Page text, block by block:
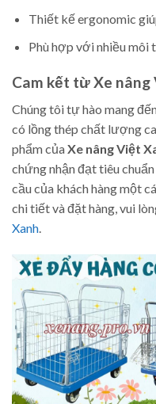
Thiết kế ergonomic
Phù hợp với nhiều môi
Cam kết từ Xe nâng
Chúng tôi tự hào mang
có lồng thép chất lượng
phẩm củaXe nâng Việt
chứng nhận đạt tiêu
cầu của khách hàng một
chi tiết và đặt hàng, vui
Xanh.